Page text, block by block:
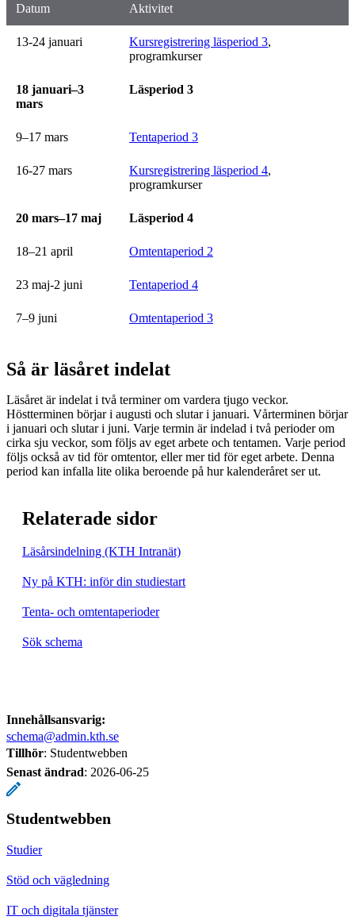
Datum Aktivitet
13-24 januari Kursregistrering läsperiod 3,
programkurser
18 januari–3
mars
Läsperiod 3
9–17 mars Tentaperiod 3
16-27 mars Kursregistrering läsperiod 4,
programkurser
20 mars–17 maj Läsperiod 4
18–21 april Omtentaperiod 2
23 maj-2 juni Tentaperiod 4
7–9 juni Omtentaperiod 3
Så är läsåret indelat
Läsåret är indelat i två terminer om vardera tjugo veckor.
Höstterminen börjar i augusti och slutar i januari. Vårterminen börjar
i januari och slutar i juni. Varje termin är indelad i två perioder om
cirka sju veckor, som följs av eget arbete och tentamen. Varje period
följs också av tid för omtentor, eller mer tid för eget arbete. Denna
period kan infalla lite olika beroende på hur kalenderåret ser ut.
Relaterade sidor
Läsårsindelning (KTH Intranät)
Ny på KTH: inför din studiestart
Tenta- och omtentaperioder
Sök schema
Innehållsansvarig:
schema@admin.kth.se
Tillhör: Studentwebben
Senast ändrad: 2026-06-25
Studentwebben
Studier
Stöd och vägledning
IT och digitala tjänster